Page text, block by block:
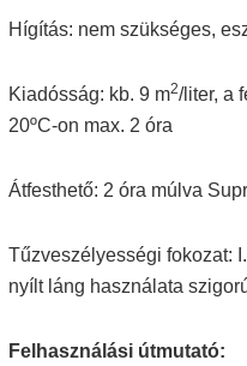
Hígítás: nem szükséges,
Kiadósság: kb. 9 m2/liter, a
20ºC-on max. 2 óra
Átfesthető: 2 óra múlva
Tűzveszélyességi fokozat:
nyílt láng használata
Felhasználási útmutató: